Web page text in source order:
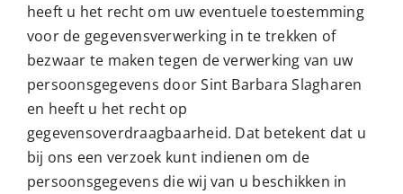
heeft u het recht om uw eventuele toestemming
voor de gegevensverwerking in te trekken of
bezwaar te maken tegen de verwerking van uw
persoonsgegevens door Sint Barbara Slagharen
en heeft u het recht op
gegevensoverdraagbaarheid. Dat betekent dat u
bij ons een verzoek kunt indienen om de
persoonsgegevens die wij van u beschikken in